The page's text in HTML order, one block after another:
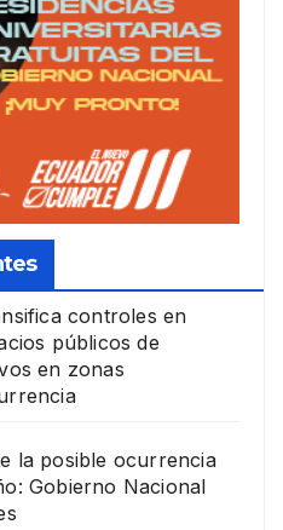
controles en
públicos de
en zonas
la posible ocurrencia
Gobierno Nacional